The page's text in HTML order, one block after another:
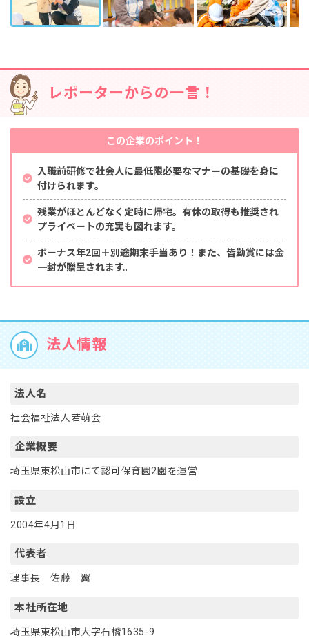
レポーターからの一言！
この企業のポイント！
入職前研修で社会人に最低限必要なマナーの基礎を身に
付けられます。
残業がほとんどなく定時に帰宅。有休の取得も推奨され
プライベートの充実も図れます。
ボーナス年2回＋別途期末手当あり！また、皆勤賞には金
一封が贈呈されます。
法人情報
法人名
社会福祉法人若萌会
企業概要
埼玉県東松山市にて認可保育園2園を運営
設立
2004年4月1日
代表者
理事長 佐藤 翼
本社所在地
埼玉県東松山市大字石橋1635-9